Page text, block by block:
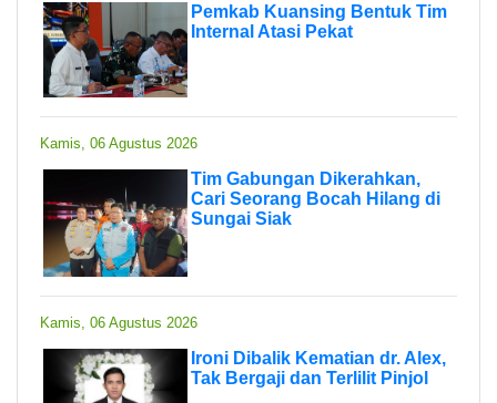
Pemkab Kuansing Bentuk Tim
Internal Atasi Pekat
Kamis, 06 Agustus 2026
Tim Gabungan Dikerahkan,
Cari Seorang Bocah Hilang di
Sungai Siak
Kamis, 06 Agustus 2026
Ironi Dibalik Kematian dr. Alex,
Tak Bergaji dan Terlilit Pinjol